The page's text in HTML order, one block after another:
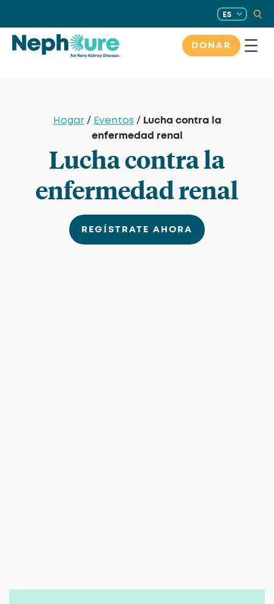
contenido
ES
DONAR
Hogar/ Eventos / Lucha contra la
enfermedad renal
Lucha contra la
enfermedad renal
REGÍSTRATE AHORA